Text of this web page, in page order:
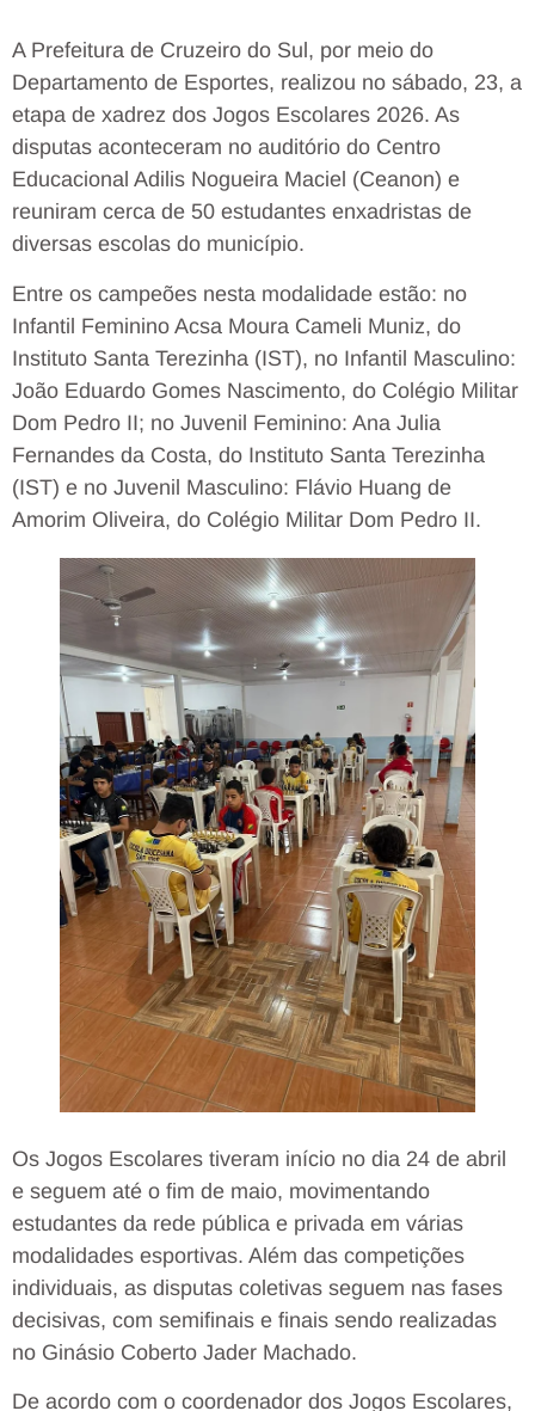
A Prefeitura de Cruzeiro do Sul, por meio do
Departamento de Esportes, realizou no sábado, 23, a
etapa de xadrez dos Jogos Escolares 2026. As
disputas aconteceram no auditório do Centro
Educacional Adilis Nogueira Maciel (Ceanon) e
reuniram cerca de 50 estudantes enxadristas de
diversas escolas do município.
Entre os campeões nesta modalidade estão: no
Infantil Feminino Acsa Moura Cameli Muniz, do
Instituto Santa Terezinha (IST), no Infantil Masculino:
João Eduardo Gomes Nascimento, do Colégio Militar
Dom Pedro II; no Juvenil Feminino: Ana Julia
Fernandes da Costa, do Instituto Santa Terezinha
(IST) e no Juvenil Masculino: Flávio Huang de
Amorim Oliveira, do Colégio Militar Dom Pedro II.
Os Jogos Escolares tiveram início no dia 24 de abril
e seguem até o fim de maio, movimentando
estudantes da rede pública e privada em várias
modalidades esportivas. Além das competições
individuais, as disputas coletivas seguem nas fases
decisivas, com semifinais e finais sendo realizadas
no Ginásio Coberto Jader Machado.
De acordo com o coordenador dos Jogos Escolares,